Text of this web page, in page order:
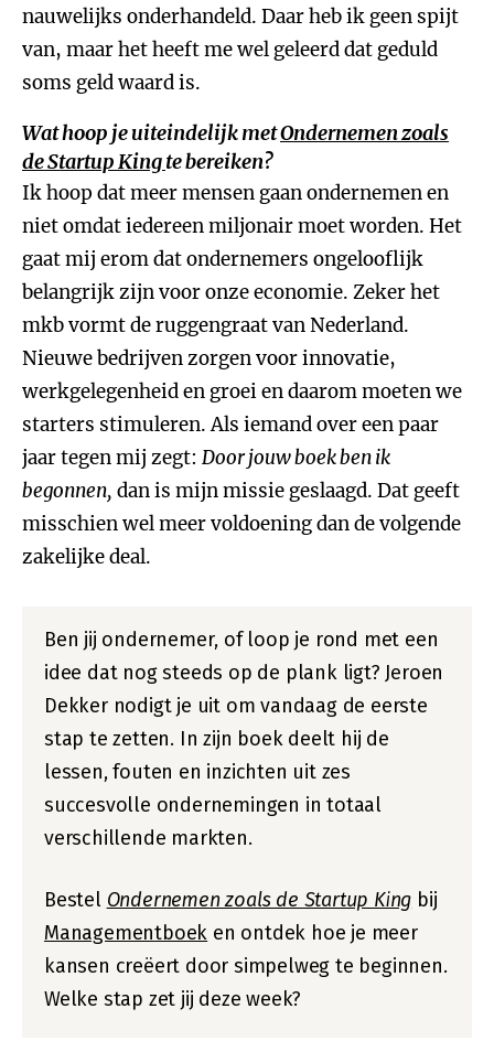
nauwelijks onderhandeld. Daar heb ik geen spijt
van, maar het heeft me wel geleerd dat geduld
soms geld waard is.
Wat hoop je uiteindelijk metOndernemen zoals
de Startup Kingte bereiken?
Ik hoop dat meer mensen gaan ondernemen en
niet omdat iedereen miljonair moet worden. Het
gaat mij erom dat ondernemers ongelooflijk
belangrijk zijn voor onze economie. Zeker het
mkb vormt de ruggengraat van Nederland.
Nieuwe bedrijven zorgen voor innovatie,
werkgelegenheid en groei en daarom moeten we
starters stimuleren. Als iemand over een paar
jaar tegen mij zegt: Door jouw boek ben ik
begonnen, dan is mijn missie geslaagd. Dat geeft
misschien wel meer voldoening dan de volgende
zakelijke deal.
Ben jij ondernemer, of loop je rond met een
idee dat nog steeds op de plank ligt? Jeroen
Dekker nodigt je uit om vandaag de eerste
stap te zetten. In zijn boek deelt hij de
lessen, fouten en inzichten uit zes
succesvolle ondernemingen in totaal
verschillende markten.
Bestel Ondernemen zoals de Startup King bij
Managementboek en ontdek hoe je meer
kansen creëert door simpelweg te beginnen.
Welke stap zet jij deze week?